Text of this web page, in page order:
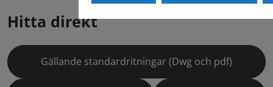
Hitta direkt
Gällande standardritningar (Dwg och pdf)